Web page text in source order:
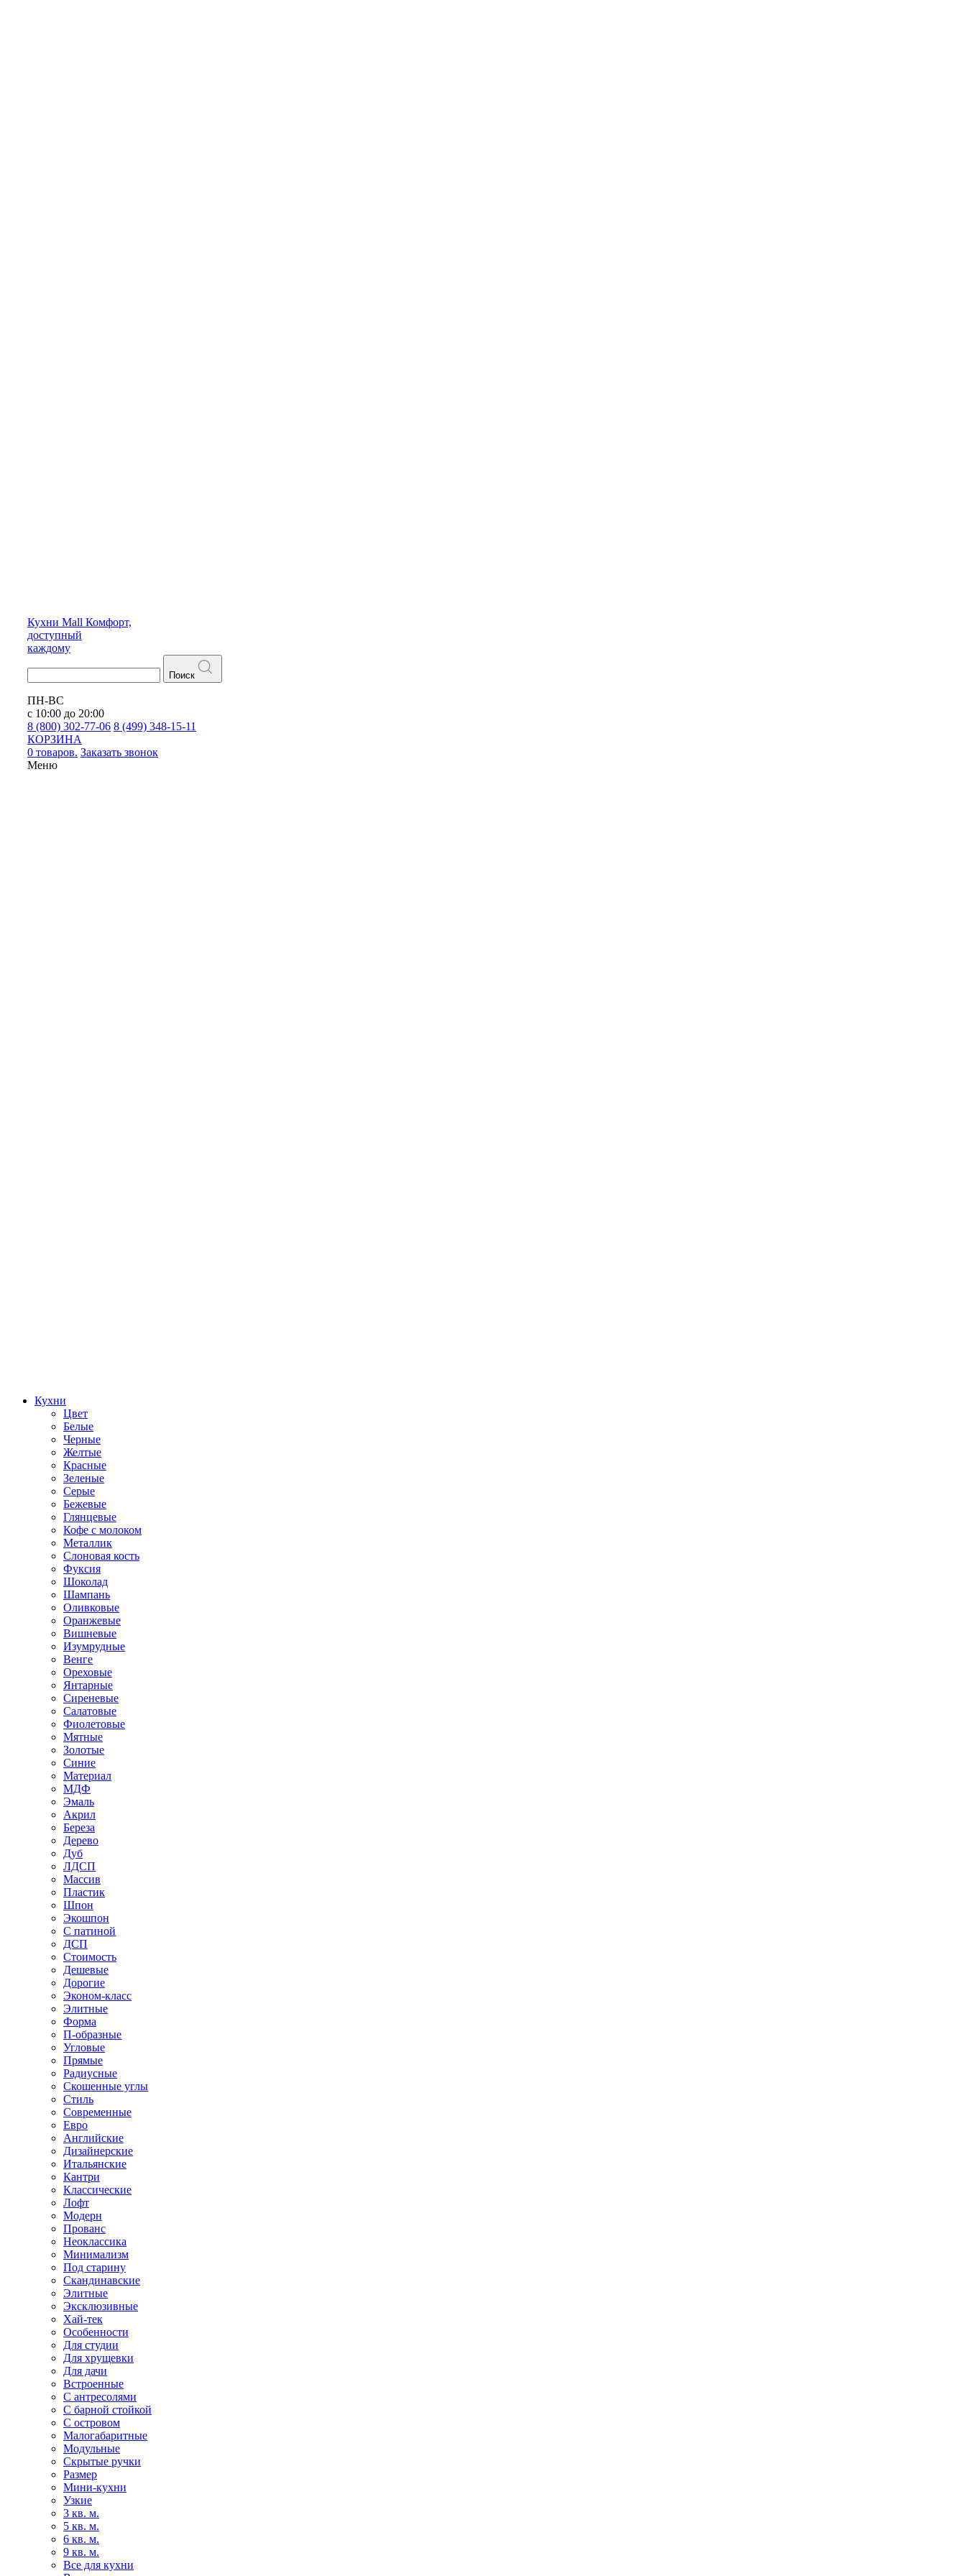
Кухни Mall Комфорт,
доступный
каждому
Поиск
ПН-ВС
с 10:00 до 20:00
8 (800) 302-77-06 8 (499) 348-15-11
КОРЗИНА
0 товаров. Заказать звонок
Меню
Кухни
Цвет
Белые
Черные
Желтые
Красные
Зеленые
Серые
Бежевые
Глянцевые
Кофе с молоком
Металлик
Слоновая кость
Фуксия
Шоколад
Шампань
Оливковые
Оранжевые
Вишневые
Изумрудные
Венге
Ореховые
Янтарные
Сиреневые
Салатовые
Фиолетовые
Мятные
Золотые
Синие
Материал
МДФ
Эмаль
Акрил
Береза
Дерево
Дуб
ЛДСП
Массив
Пластик
Шпон
Экошпон
С патиной
ДСП
Стоимость
Дешевые
Дорогие
Эконом-класс
Элитные
Форма
П-образные
Угловые
Прямые
Радиусные
Скошенные углы
Стиль
Современные
Евро
Английские
Дизайнерские
Итальянские
Кантри
Классические
Лофт
Модерн
Прованс
Неоклассика
Минимализм
Под старину
Скандинавские
Элитные
Эксклюзивные
Хай-тек
Особенности
Для студии
Для хрущевки
Для дачи
Встроенные
С антресолями
С барной стойкой
С островом
Малогабаритные
Модульные
Скрытые ручки
Размер
Мини-кухни
Узкие
3 кв. м.
5 кв. м.
6 кв. м.
9 кв. м.
Все для кухни